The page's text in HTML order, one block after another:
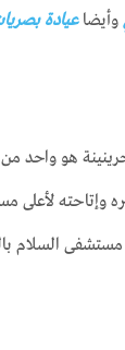
وأيضاعيادة
هو
وإتاحته لأعلى
مستشفى السلام